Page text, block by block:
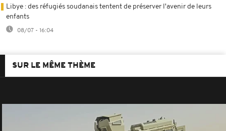
Libye : des réfugiés soudanais tentent de préserver l'avenir de leurs
enfants
08/07 - 16:04
SUR LE MÊME THÈME